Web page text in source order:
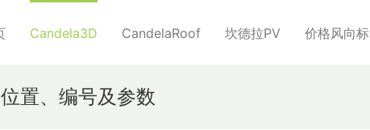
Candela3D CandelaRoof 坎德拉PV 价格风向标
置、编号及参数